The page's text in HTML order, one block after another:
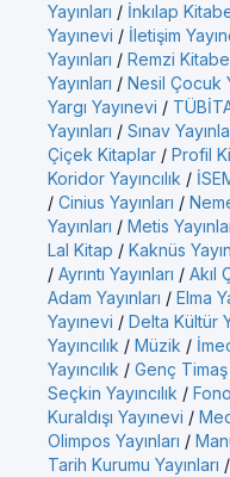
Yayınları / İnkılap
Yayınevi / İletişim
Yayınları / Remzi
Yayınları / Nesil Çocuk
Yargı Yayınevi /
Yayınları / Sınav
Çiçek Kitaplar / Profil
Koridor Yayıncılık /
/ Cinius Yayınları /
Yayınları / Metis
Lal Kitap / Kaknüs
/ Ayrıntı Yayınları / Akıl
Adam Yayınları / Elma
Yayınevi / Delta Kültür
Yayıncılık / Müzik /
Yayıncılık / Genç Timaş
Seçkin Yayıncılık /
Kuraldışı Yayınevi /
Olimpos Yayınları /
Tarih Kurumu Yayınları /